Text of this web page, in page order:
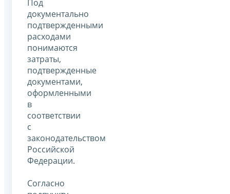
Под
документально
подтвержденными
расходами
понимаются
затраты,
подтвержденные
документами,
оформленными
в
соответствии
с
законодательством
Российской
Федерации.
Согласно